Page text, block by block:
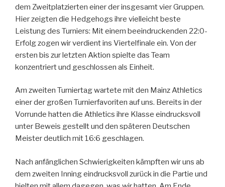
dem Zweitplatzierten einer der insgesamt vier Gruppen.
Hier zeigten die Hedgehogs ihre vielleicht beste
Leistung des Turniers: Mit einem beeindruckenden 22:0-
Erfolg zogen wir verdient ins Viertelfinale ein. Von der
ersten bis zur letzten Aktion spielte das Team
konzentriert und geschlossen als Einheit.
Am zweiten Turniertag wartete mit den Mainz Athletics
einer der großen Turnierfavoriten auf uns. Bereits in der
Vorrunde hatten die Athletics ihre Klasse eindrucksvoll
unter Beweis gestellt und den späteren Deutschen
Meister deutlich mit 16:6 geschlagen.
Nach anfänglichen Schwierigkeiten kämpften wir uns ab
dem zweiten Inning eindrucksvoll zurück in die Partie und